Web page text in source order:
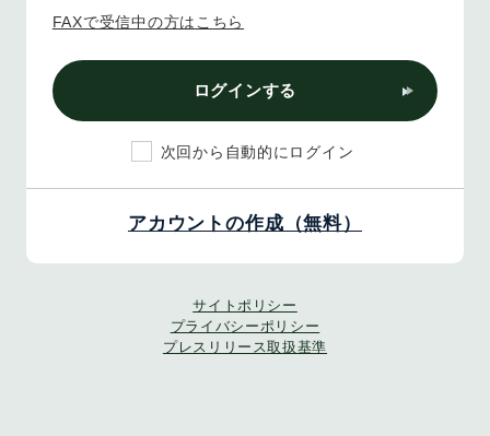
FAXで受信中の方はこちら
ログインする
次回から自動的にログイン
アカウントの作成（無料）
サイトポリシー
プライバシーポリシー
プレスリリース取扱基準